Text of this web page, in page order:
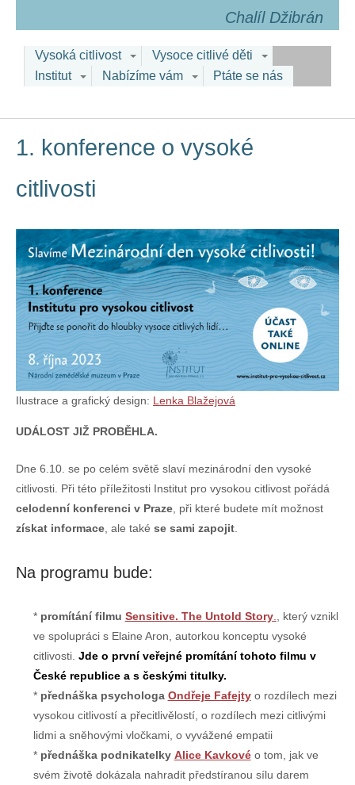
Chalíl Džibrán
Vysoká citlivost
Vysoce citlivé děti
Institut
Nabízíme vám Ptáte se nás
1. konference o vysoké
citlivosti
Ilustrace a grafický design: Lenka Blažejová
UDÁLOST JIŽ PROBĚHLA.
Dne 6.10. se po celém světě slaví mezinárodní den vysoké
citlivosti. Při této příležitosti Institut pro vysokou citlivost pořádá
celodenní konferenci v Praze , při které budete mít možnost
získat informace , ale také se sami zapojit
Na programu bude:
promítání filmu Sensitive. The Untold Story.
, který vznikl
ve spolupráci s Elaine Aron, autorkou konceptu vysoké
citlivosti. Jde o první veřejné promítání tohoto filmu v
České republice a s českými titulky.
přednáška psychologa Ondřeje Fafejtyo rozdílech mezi
vysokou citlivostí a přecitlivělostí, o rozdílech mezi citlivými
lidmi a sněhovými vločkami, o vyvážené empatii
přednáška podnikatelky Alice Kavkovéo tom, jak ve
svém životě dokázala nahradit předstíranou sílu darem